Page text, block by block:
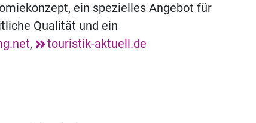
ein spezielles Angebot für
Qualität und ein
, touristik-aktuell.de